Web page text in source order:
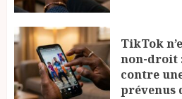
TikTok
non-droit
contre
prévenus